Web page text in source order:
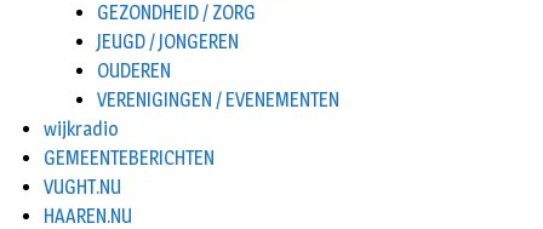
GEZONDHEID / ZORG
JEUGD / JONGEREN
OUDEREN
VERENIGINGEN / EVENEMENTEN
wijkradio
GEMEENTEBERICHTEN
VUGHT.NU
HAAREN.NU